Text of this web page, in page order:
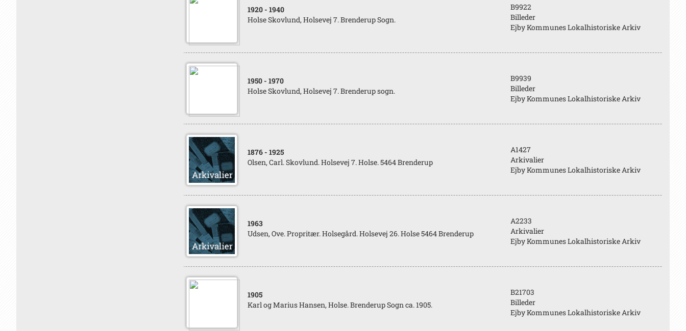
1920 - 1940
Holse Skovlund, Holsevej 7. Brenderup Sogn.
B9922
Billeder
Ejby Kommunes Lokalhistoriske Arkiv
1950 - 1970
Holse Skovlund, Holsevej 7. Brenderup sogn.
B9939
Billeder
Ejby Kommunes Lokalhistoriske Arkiv
1876 - 1925
Olsen, Carl. Skovlund. Holsevej 7. Holse. 5464 Brenderup
A1427
Arkivalier
Ejby Kommunes Lokalhistoriske Arkiv
1963
Udsen, Ove. Propritær. Holsegård. Holsevej 26. Holse 5464 Brenderup
A2233
Arkivalier
Ejby Kommunes Lokalhistoriske Arkiv
1905
Karl og Marius Hansen, Holse. Brenderup Sogn ca. 1905.
B21703
Billeder
Ejby Kommunes Lokalhistoriske Arkiv